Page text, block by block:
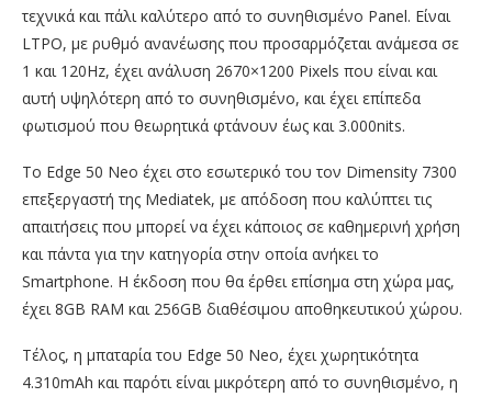
τεχνικά και πάλι καλύτερο από το συνηθισμένο Panel. Είναι
LTPO, με ρυθμό ανανέωσης που προσαρμόζεται ανάμεσα σε
1 και 120Hz, έχει ανάλυση 2670×1200 Pixels που είναι και
αυτή υψηλότερη από το συνηθισμένο, και έχει επίπεδα
φωτισμού που θεωρητικά φτάνουν έως και 3.000nits.
Το Edge 50 Neo έχει στο εσωτερικό του τον Dimensity 7300
επεξεργαστή της Mediatek, με απόδοση που καλύπτει τις
απαιτήσεις που μπορεί να έχει κάποιος σε καθημερινή χρήση
και πάντα για την κατηγορία στην οποία ανήκει το
Smartphone. Η έκδοση που θα έρθει επίσημα στη χώρα μας,
έχει 8GB RAM και 256GB διαθέσιμου αποθηκευτικού χώρου.
Τέλος, η μπαταρία του Edge 50 Neo, έχει χωρητικότητα
4.310mAh και παρότι είναι μικρότερη από το συνηθισμένο, η